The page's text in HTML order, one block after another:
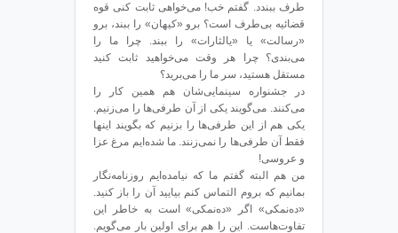
طرف ببندد. گفتم خب! می‌خواهی ثابت کنی قوه
قضائیه بی‌طرف است؟ برو «کیهان» را ببند، برو
«رسالت» یا «یالثارات» را ببند. چرا ما را
می‌بندی؟ چرا هر وقت می‌خواهید ثابت کنید
مستقل هستید، سر ما را می‌برید؟
در جشنواره‌‌ سینمایی‌شان هم همین کار را
می‌کنند. می‌گویند یکی از آن طرفی‌ها را می‌زنیم.
یکی هم از این طرفی‌ها را بزنیم که بگویند اینها
فقط آن طرفی‌ها را نمی‌زنند. ما شده‌ایم مرغ عزا
و عروسی!
من هم البته گفتم ما که نیامده‌ایم روزنامه‌نگار
بمانیم که بروم التماس کنم بیایید آن را باز کنید.
«ده‌نمکی» اگر «ده‌نمکی» است به خاطر این
تفاوت‌هاست. این را هم برای اولین بار می‌گویم.